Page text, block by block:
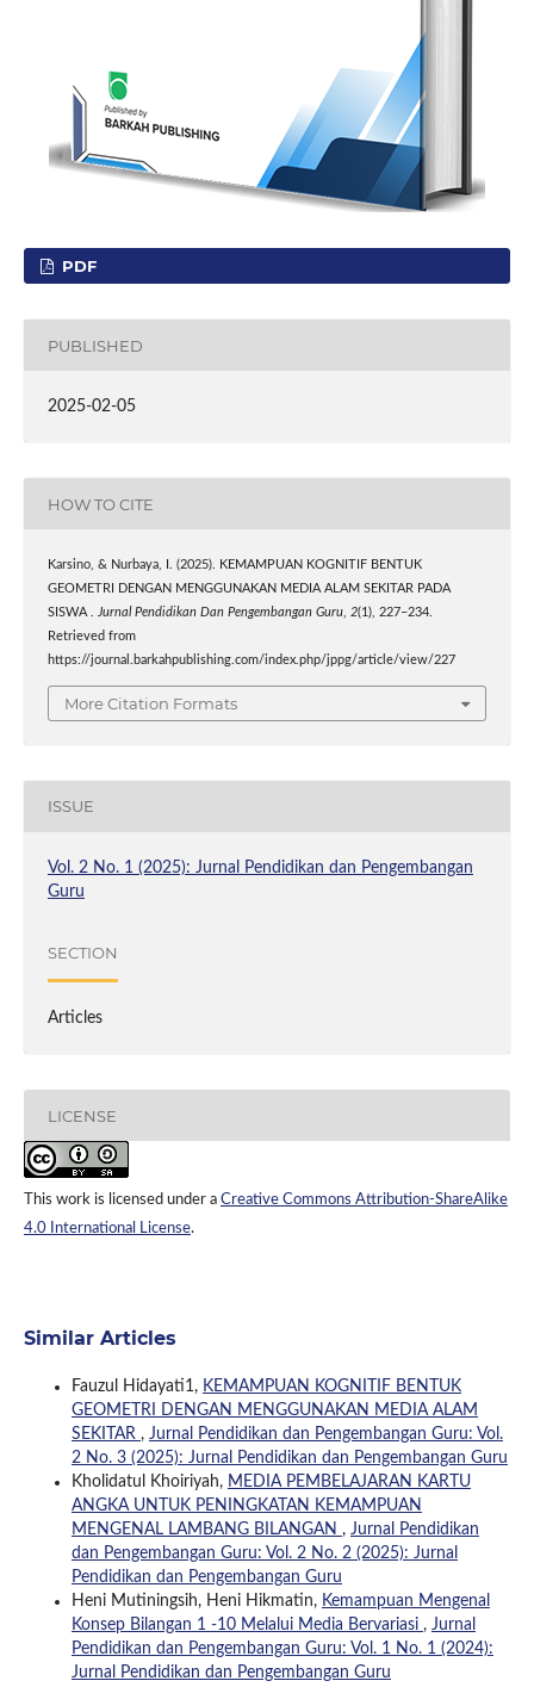
PDF
PUBLISHED
2025-02-05
HOW TO CITE
Karsino, & Nurbaya, I. (2025). KEMAMPUAN KOGNITIF BENTUK
GEOMETRI DENGAN MENGGUNAKAN MEDIA ALAM SEKITAR PADA
SISWA . Jurnal Pendidikan Dan Pengembangan Guru, 2(1), 227–234.
Retrieved from
https://journal.barkahpublishing.com/index.php/jppg/article/view/227
More Citation Formats
ISSUE
Vol. 2 No. 1 (2025): Jurnal Pendidikan dan Pengembangan
Guru
SECTION
Articles
LICENSE
This work is licensed under a Creative Commons Attribution-ShareAlike
4.0 International License.
Similar Articles
Fauzul Hidayati1, KEMAMPUAN KOGNITIF BENTUK
GEOMETRI DENGAN MENGGUNAKAN MEDIA ALAM
SEKITAR , Jurnal Pendidikan dan Pengembangan Guru: Vol.
2 No. 3 (2025): Jurnal Pendidikan dan Pengembangan Guru
Kholidatul Khoiriyah, MEDIA PEMBELAJARAN KARTU
ANGKA UNTUK PENINGKATAN KEMAMPUAN
MENGENAL LAMBANG BILANGAN , Jurnal Pendidikan
dan Pengembangan Guru: Vol. 2 No. 2 (2025): Jurnal
Pendidikan dan Pengembangan Guru
Heni Mutiningsih, Heni Hikmatin, Kemampuan Mengenal
Konsep Bilangan 1 -10 Melalui Media Bervariasi , Jurnal
Pendidikan dan Pengembangan Guru: Vol. 1 No. 1 (2024):
Jurnal Pendidikan dan Pengembangan Guru